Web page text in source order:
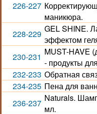
226-227
маникюра.
228-229 GEL SHINE.
эффектом
230-231 MUST-HAVE
- продукты
232-233 Обратная
234-235 Пена для
236-237 Naturals.
мл.